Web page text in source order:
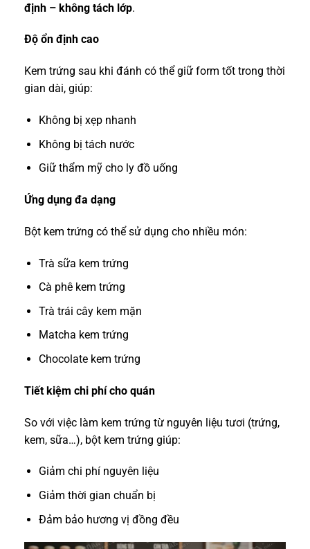
định – không tách lớp.
Độ ổn định cao
Kem trứng sau khi đánh có thể giữ form tốt trong thời
gian dài, giúp:
Không bị xẹp nhanh
Không bị tách nước
Giữ thẩm mỹ cho ly đồ uống
Ứng dụng đa dạng
Bột kem trứng có thể sử dụng cho nhiều món:
Trà sữa kem trứng
Cà phê kem trứng
Trà trái cây kem mặn
Matcha kem trứng
Chocolate kem trứng
Tiết kiệm chi phí cho quán
So với việc làm kem trứng từ nguyên liệu tươi (trứng,
kem, sữa…), bột kem trứng giúp:
Giảm chi phí nguyên liệu
Giảm thời gian chuẩn bị
Đảm bảo hương vị đồng đều